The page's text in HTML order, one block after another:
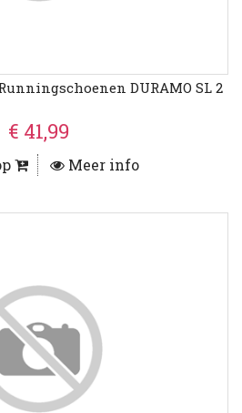
DURAMO SL 2
€ 41,99
Meer info